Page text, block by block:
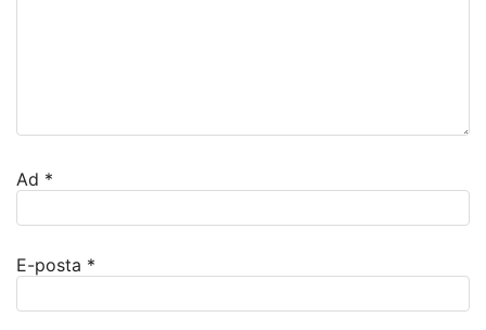
Ad *
E-posta *